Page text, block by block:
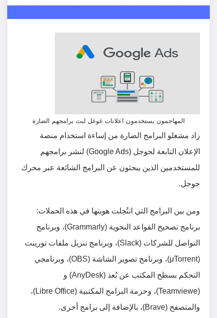
المهاجمون يستخدمون اعلانات غوغل لبث برامجهم الضارة
زاد مشغلو البرامج الضارة من إساءة استخدام منصة
الإعلان التابعة لجوجل (Google Ads) لنشر برامجهم
للمستخدمين الذين يبحثون عن البرامج الشائعة عبر محرك
جوجل.
ومن بين البرامج التي انتُحِلت هويتها في هذه الحملات:
برنامج تصحيح القواعد النحوية (Grammarly)، وبرنامج
التواصل للشركات (Slack)، وبرنامج تنزيل ملفات تورينت
(μTorrent)، وبرنامج تصوير الشاشة (OBS)، وبرنامجي
التحكم بسطح المكتب عن بُعد (AnyDesk) و
(Teamviewe)، وحزمة البرامج المكتبية (Libre Office)،
والمتصفح (Brave)، بالإضافة إلى برامج أخرى.